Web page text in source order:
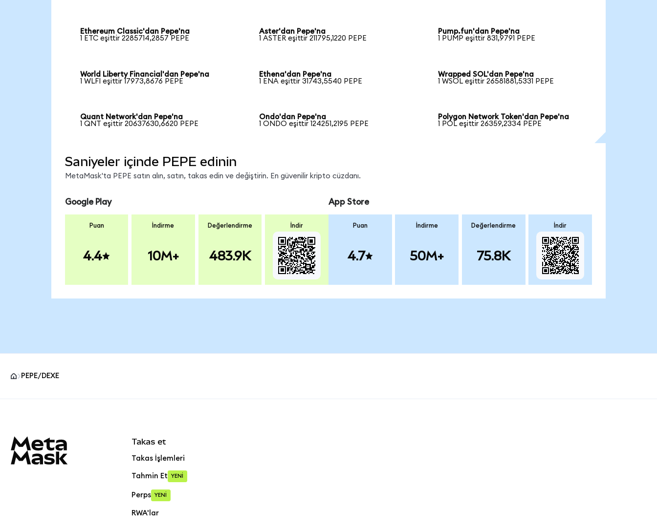
Ethereum Classic'dan Pepe'na
1 ETC eşittir 2285714,2857 PEPE
Aster'dan Pepe'na
1 ASTER eşittir 211795,1220 PEPE
Pump.fun'dan Pepe'na
1 PUMP eşittir 831,9791 PEPE
World Liberty Financial'dan Pepe'na
1 WLFI eşittir 17973,8676 PEPE
Ethena'dan Pepe'na
1 ENA eşittir 31743,5540 PEPE
Wrapped SOL'dan Pepe'na
1 WSOL eşittir 26581881,5331 PEPE
Quant Network'dan Pepe'na
1 QNT eşittir 20637630,6620 PEPE
Ondo'dan Pepe'na
1 ONDO eşittir 124251,2195 PEPE
Polygon Network Token'dan Pepe'na
1 POL eşittir 26359,2334 PEPE
Saniyeler içinde PEPE edinin
MetaMask'ta PEPE satın alın, satın, takas edin ve değiştirin. En güvenilir kripto cüzdanı.
Google Play
Puan
4.4
İndirme
10M+
Değerlendirme
483.9K
İndir
App Store
Puan
4.7
İndirme
50M+
Değerlendirme
75.8K
İndir
PEPE/DEXE
Takas et
Takas İşlemleri
Tahmin Et YENİ
Perps YENİ
RWA'lar